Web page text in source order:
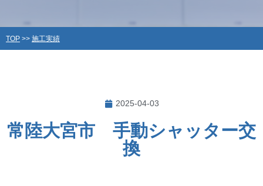
TOP >> 施工実績
2025-04-03
常陸大宮市 手動シャッター交
換